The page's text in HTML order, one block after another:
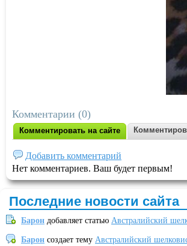
Комментарии (0)
Комментировать на сайте
Добавить комментарий
Нет комментариев. Ваш будет первым!
Последние новости сайта
Барон добавляет статью Австралийский
Барон создает тему Австралийский